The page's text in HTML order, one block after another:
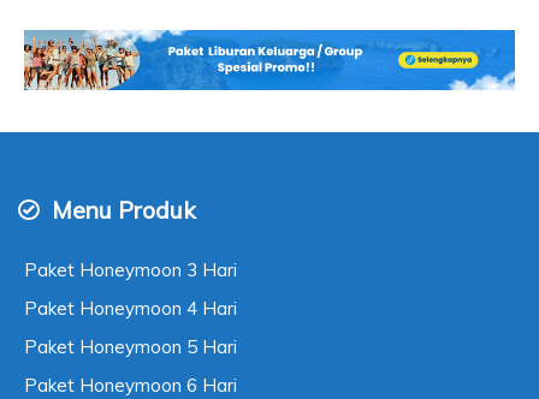
Menu Produk
Paket Honeymoon 3 Hari
Paket Honeymoon 4 Hari
Paket Honeymoon 5 Hari
Paket Honeymoon 6 Hari